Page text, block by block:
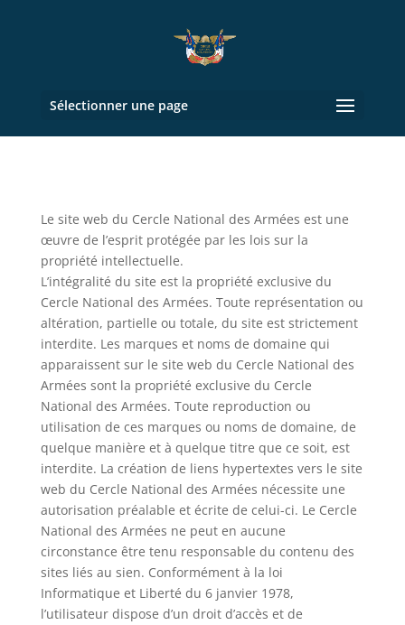
Sélectionner une page
Le site web du Cercle National des Armées est une
œuvre de l’esprit protégée par les lois sur la
propriété intellectuelle.
L’intégralité du site est la propriété exclusive du
Cercle National des Armées. Toute représentation ou
altération, partielle ou totale, du site est strictement
interdite. Les marques et noms de domaine qui
apparaissent sur le site web du Cercle National des
Armées sont la propriété exclusive du Cercle
National des Armées. Toute reproduction ou
utilisation de ces marques ou noms de domaine, de
quelque manière et à quelque titre que ce soit, est
interdite. La création de liens hypertextes vers le site
web du Cercle National des Armées nécessite une
autorisation préalable et écrite de celui-ci. Le Cercle
National des Armées ne peut en aucune
circonstance être tenu responsable du contenu des
sites liés au sien. Conformément à la loi
Informatique et Liberté du 6 janvier 1978,
l’utilisateur dispose d’un droit d’accès et de